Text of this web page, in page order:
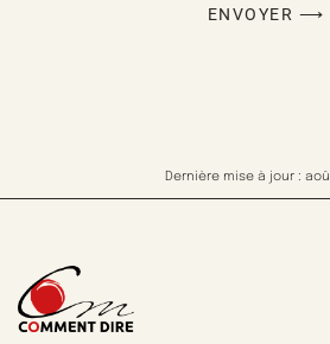
ENVOYER ⟶
Dernière mise à jour :